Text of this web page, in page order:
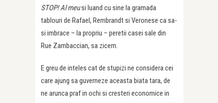
STOP! Al meusi luand cu sine la gramada
tablouri de Rafael, Rembrandt si Veronese ca sa-
si imbrace – la propriu – peretii casei sale din
Rue Zambaccian, sa zicem.
E greu de inteles cat de stupizi ne considera cei
care ajung sa guverneze aceasta biata tara, de
ne arunca praf in ochi si cresteri economice in